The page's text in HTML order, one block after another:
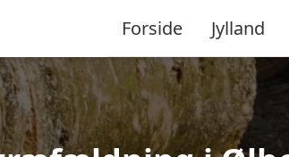
Forside Jylland